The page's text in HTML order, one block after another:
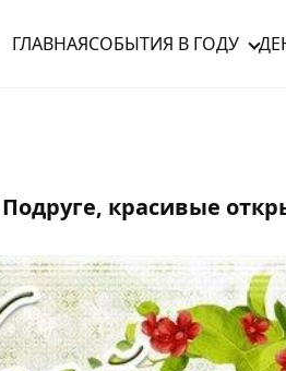
ГЛАВНАЯСОБЫТИЯ В ГОДУ
красивые